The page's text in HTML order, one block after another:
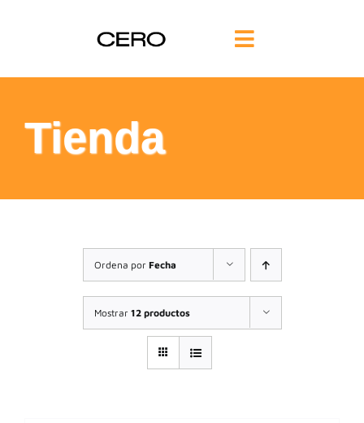
Toggle
Navigation
FILOSOFÍA
TE AYUDAMOS
FORMACIÓN
COMUNIDAD
Tienda
Ordena por Fecha
Mostrar 12 productos